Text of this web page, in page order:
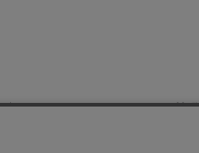
合わせ よくあるご質問